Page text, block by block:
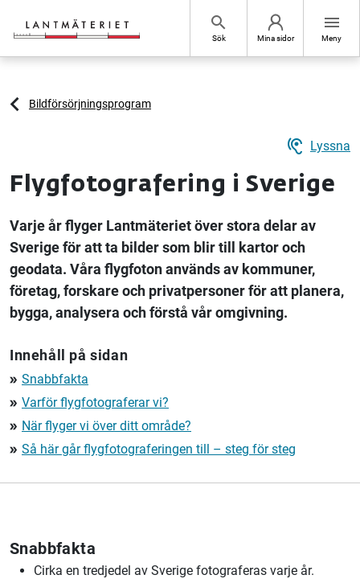
search
Sök Mina sidor
menu
Meny
Bildförsörjningsprogram
hearing Lyssna
Flygfotografering i Sverige
Varje år flyger Lantmäteriet över stora delar av
Sverige för att ta bilder som blir till kartor och
geodata. Våra flygfoton används av kommuner,
företag, forskare och privatpersoner för att planera,
bygga, analysera och förstå vår omgivning.
Innehåll på sidan
double_arrow Snabbfakta
double_arrow Varför flygfotograferar vi?
double_arrow När flyger vi över ditt område?
double_arrow Så här går flygfotograferingen till – steg för steg
Snabbfakta
Cirka en tredjedel av Sverige fotograferas varje år.